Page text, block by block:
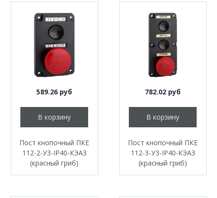
589.26 руб
В корзину
Пост кнопочный ПКЕ
112-2-У3-IP40-КЭАЗ
(красный гриб)
782.02 руб
В корзину
Пост кнопочный ПКЕ
112-3-У3-IP40-КЭАЗ
(красный гриб)